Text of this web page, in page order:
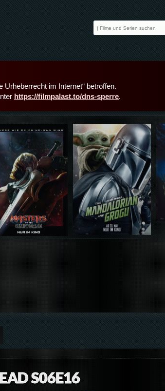
im Internet“ betroffen.
https://filmpalast.to/dns-sperre.
Details,Play Details,Play
S06E16